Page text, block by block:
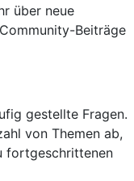
über neue
Beiträge
gestellte Fragen.
von Themen ab,
fortgeschrittenen